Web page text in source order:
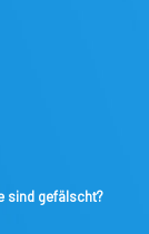
sind gefälscht?